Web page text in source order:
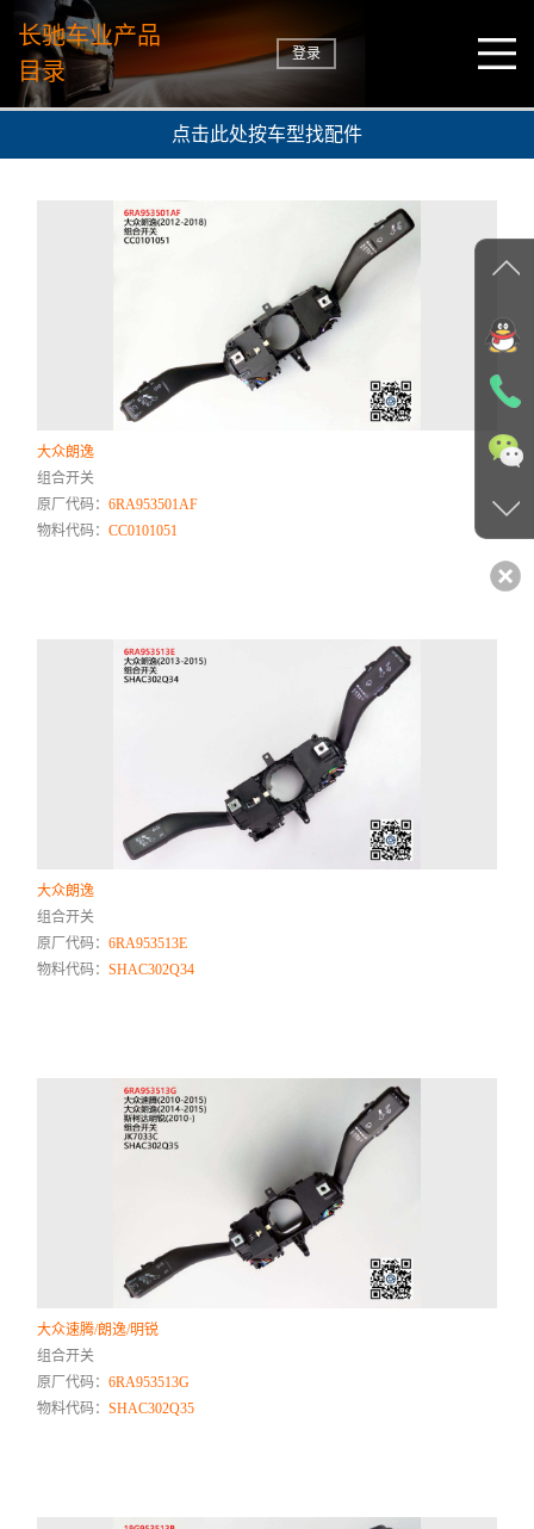
长驰车业产品
目录
登录
点击此处按车型找配件
大众朗逸
组合开关
原厂代码：6RA953501AF
物料代码：CC0101051
大众朗逸
组合开关
原厂代码：6RA953513E
物料代码：SHAC302Q34
大众速腾/朗逸/明锐
组合开关
原厂代码：6RA953513G
物料代码：SHAC302Q35